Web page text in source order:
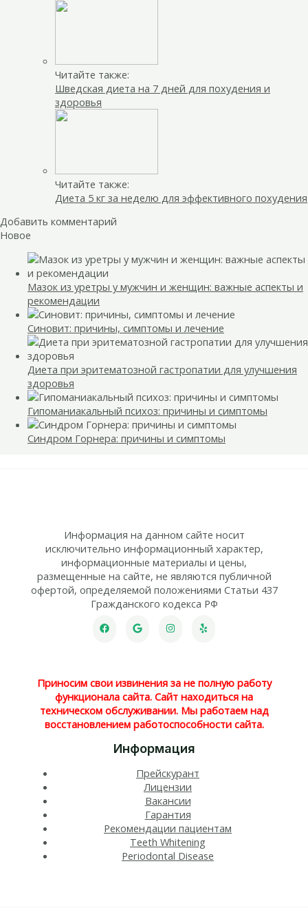
Читайте также:
Шведская диета на 7 дней для похудения и
здоровья
Читайте также:
Диета 5 кг за неделю для эффективного похудения
Добавить комментарий
Новое
Мазок из уретры у мужчин и женщин: важные аспекты и
рекомендации
Синовит: причины, симптомы и лечение
Диета при эритематозной гастропатии для улучшения
здоровья
Гипоманиакальный психоз: причины и симптомы
Синдром Горнера: причины и симптомы
Информация на данном сайте носит
исключительно информационный характер,
информационные материалы и цены,
размещенные на сайте, не являются публичной
офертой, определяемой положениями Статьи 437
Гражданского кодекса РФ
Приносим свои извинения за не полную работу
функционала сайта. Сайт находиться на
техническом обслуживании. Мы работаем над
восстановлением работоспособности сайта.
Информация
Прейскурант
Лицензии
Вакансии
Гарантия
Рекомендации пациентам
Teeth Whitening​
Periodontal Disease​